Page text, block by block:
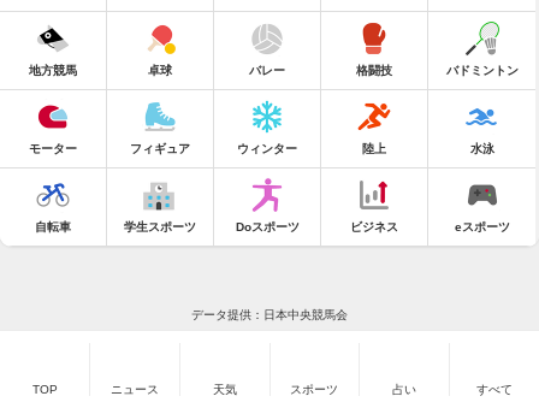
地方競馬 卓球 バレー 格闘技 バドミントン
モーター フィギュア ウィンター 陸上 水泳
自転車 学生スポーツ Doスポーツ ビジネス eスポーツ
データ提供：日本中央競馬会
TOP ニュース 天気 スポーツ 占い すべて